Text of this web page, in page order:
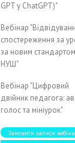
GPT у ChatGPT)"
Вебінар
спостереження за
за новим стандартом
НУШ"
Вебінар "Цифровий
двійник педагога:
голос та мініурок"
Замовити записи